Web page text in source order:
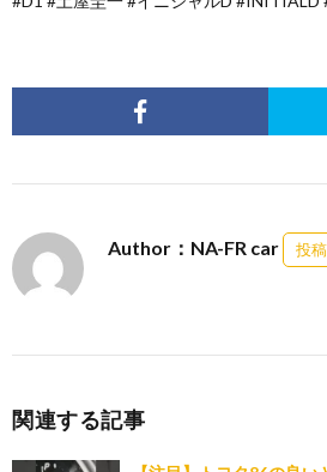
Author：NA-FR car 投
関連する記事